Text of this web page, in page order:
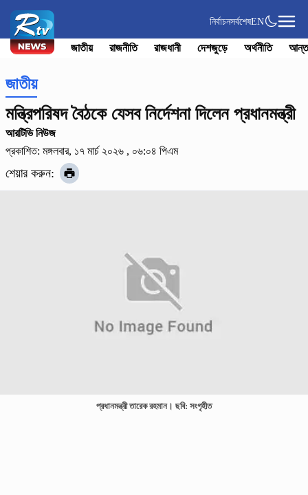
নির্বাচনসর্বশেষEN
জাতীয় রাজনীতি রাজধানী দেশজুড়ে অর্থনীতি
জাতীয়
মন্ত্রিপরিষদ বৈঠকে যেসব নির্দেশনা দিলেন প্রধানমন্ত্রী
আরটিভি নিউজ
প্রকাশিত: মঙ্গলবার, ১৭ মার্চ ২০২৬ , ০৬:০৪ পিএম
শেয়ার করুন:
প্রধানমন্ত্রী তারেক রহমান। ছবি: সংগৃহীত